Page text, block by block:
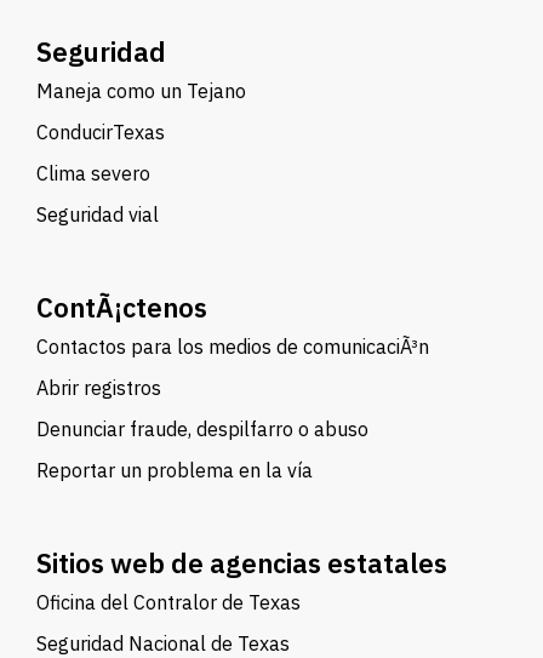
Seguridad
Maneja como un Tejano
ConducirTexas
Clima severo
Seguridad vial
ContÃ¡ctenos
Contactos para los medios de comunicaciÃ³n
Abrir registros
Denunciar fraude, despilfarro o abuso
Reportar un problema en la vía
Sitios web de agencias estatales
Oficina del Contralor de Texas
Seguridad Nacional de Texas